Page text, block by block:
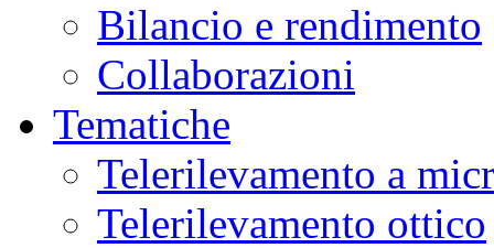
Bilancio e rendimento
Collaborazioni
Tematiche
Telerilevamento a
Telerilevamento ottico